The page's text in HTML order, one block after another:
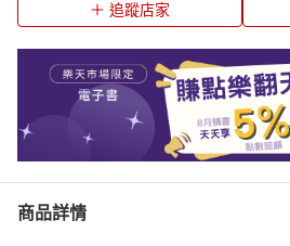
追蹤店家
商品詳情